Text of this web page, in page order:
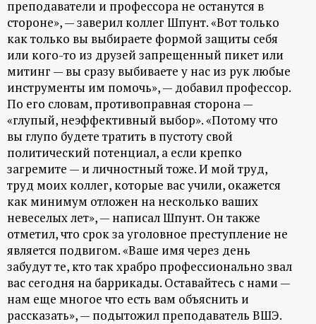
преподаватели и профессора не останутся в
стороне», — заверил коллег Шпунт. «Вот только
как только вы выбираете формой защиты себя
или кого-то из друзей запрещенный пикет или
митинг — вы сразу выбиваете у нас из рук любые
инструменты им помочь», — добавил профессор.
По его словам, противоправная сторона —
«глупый, неэффективный выбор». «Потому что
вы глупо будете тратить в пустоту свой
политический потенциал, а если крепко
загремите — и личностный тоже. И мой труд,
труд моих коллег, которые вас учили, окажется
как минимум отложен на несколько ваших
невеселых лет», — написал Шпунт. Он также
отметил, что срок за уголовное преступление не
является подвигом. «Ваше имя через день
забудут те, кто так храбро профессионально звал
вас сегодня на баррикады. Оставайтесь с нами —
нам еще многое что есть вам объяснить и
рассказать», — подытожил преподаватель ВШЭ.